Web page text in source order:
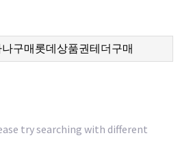
try searching with different